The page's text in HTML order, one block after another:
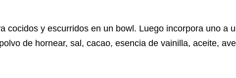
cocidos y escurridos en un bowl. Luego incorpora uno a
de hornear, sal, cacao, esencia de vainilla, aceite,